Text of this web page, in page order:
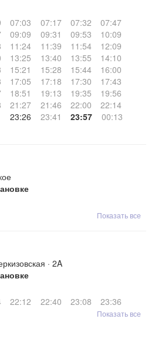
07:03 07:17 07:32
07:47
09:09 09:31 09:53
10:09
11:24 11:39 11:54
12:09
13:25 13:40 13:55
14:10
15:21 15:28 15:44
16:00
17:05 17:18 17:30
17:43
18:51 19:13 19:35
19:56
21:27 21:46 22:00
22:14
23:26 23:41 23:57
00:13
Показать все
· 2A
22:12 22:40 23:08
23:36
Показать все